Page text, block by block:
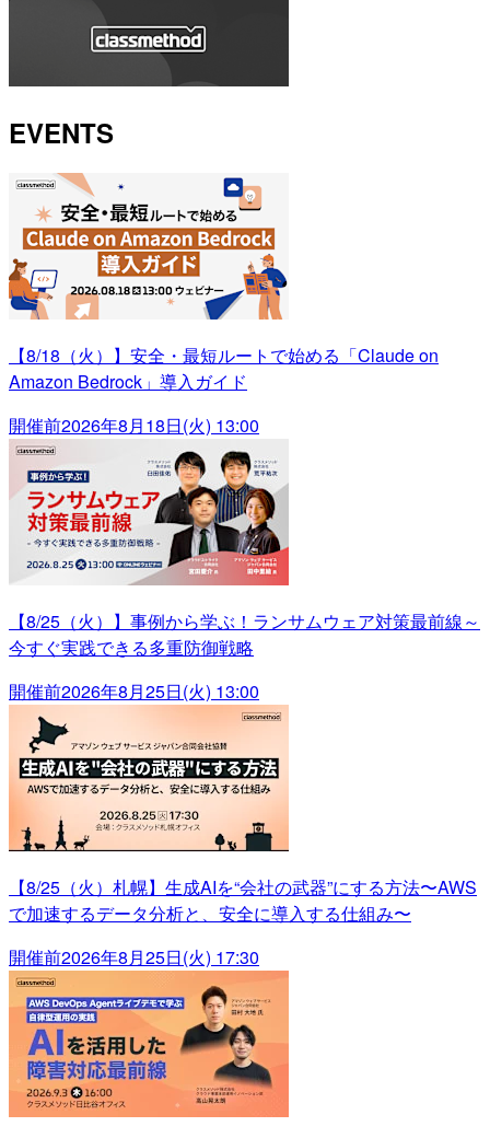
EVENTS
【8/18（火）】安全・最短ルートで始める「Claude on
Amazon Bedrock」導入ガイド
開催前2026年8月18日(火) 13:00
【8/25（火）】事例から学ぶ！ランサムウェア対策最前線～
今すぐ実践できる多重防御戦略
開催前2026年8月25日(火) 13:00
【8/25（火）札幌】生成AIを“会社の武器”にする方法〜AWS
で加速するデータ分析と、安全に導入する仕組み〜
開催前2026年8月25日(火) 17:30